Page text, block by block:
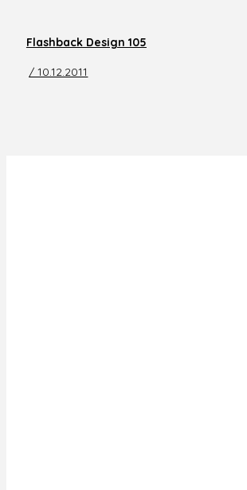
Flashback Design 105
/ 10.12.2011